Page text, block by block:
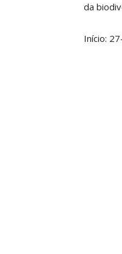
da
Início: